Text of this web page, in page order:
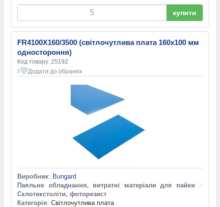
купити
FR4100X160/3500 (світлочутлива плата 160x100 мм
одностороння)
Код товару: 25192
1 Додати до обраних
Виробник: Bungard
Паяльне обладнання, витратні матеріали для пайки
>
Склотекстоліти, фоторезист
Категорія: Світлочутлива плата